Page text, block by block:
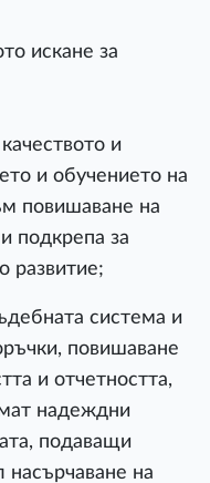
искане за
и
и обучението на
повишаване на
подкрепа за
развитие;
система и
повишаване
и отчетността,
надеждни
подаващи
насърчаване на